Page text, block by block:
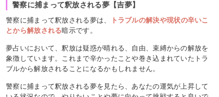
警察に捕まって釈放される夢【吉夢】
警察に捕まって釈放される夢は、
トラブルの解決や現状の辛いこ
とから解放される暗示です。
夢占いにおいて、釈放は疑惑が晴れる、自由、束縛からの解放を
象徴しています。これまで辛かったことや巻き込まれていたトラ
ブルから解放されることになるかもしれません。
警察に捕まって釈放される夢を見たら、あなたの運気が上昇して